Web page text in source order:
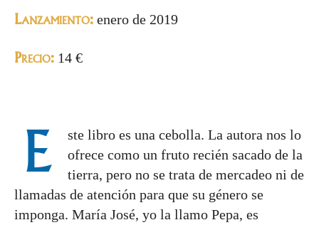
Lanzamiento: enero de 2019
Precio: 14 €
E
ste libro es una cebolla. La autora nos lo
ofrece como un fruto recién sacado de la
tierra, pero no se trata de mercadeo ni de
llamadas de atención para que su género se
imponga. María José, yo la llamo Pepa, es